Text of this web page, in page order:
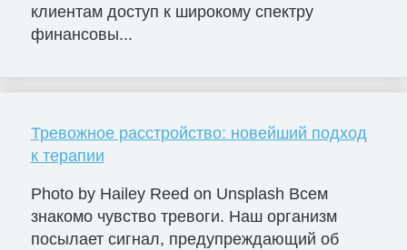
клиентам доступ к широкому спектру
финансовы...
Тревожное расстройство: новейший подход
к терапии
Photo by Hailey Reed on Unsplash Всем
знакомо чувство тревоги. Наш организм
посылает сигнал, предупреждающий об